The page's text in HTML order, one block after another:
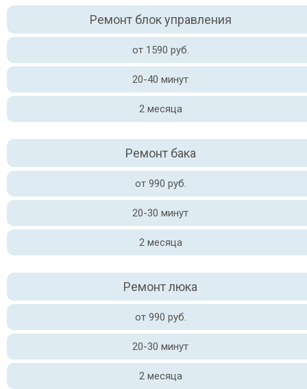
Ремонт блок управления
от 1590 руб.
20-40 минут
2 месяца
Ремонт бака
от 990 руб.
20-30 минут
2 месяца
Ремонт люка
от 990 руб.
20-30 минут
2 месяца